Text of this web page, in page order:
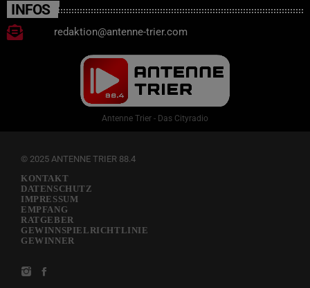
INFOS
redaktion@antenne-trier.com
Antenne Trier - Das Cityradio
© 2025 ANTENNE TRIER 88.4
KONTAKT
DATENSCHUTZ
IMPRESSUM
EMPFANG
RATGEBER
GEWINNSPIELRICHTLINIE
GEWINNER